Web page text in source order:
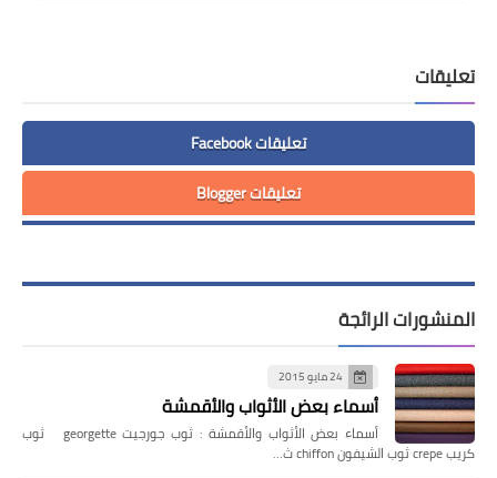
تعليقات
تعليقات Facebook
تعليقات Blogger
المنشورات الرائجة
24 مايو 2015
أسماء بعض الأثواب والأقمشة
أسماء بعض الأثواب والأقمشة : ثوب جورجيت georgette ثوب
كريب crepe ثوب الشيفون chiffon ث…